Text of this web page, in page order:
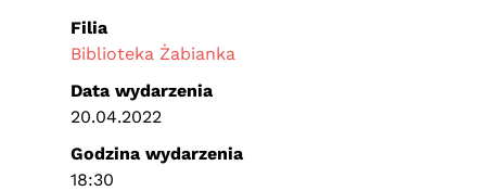
Filia
Biblioteka Żabianka
Data wydarzenia
20.04.2022
Godzina wydarzenia
18:30